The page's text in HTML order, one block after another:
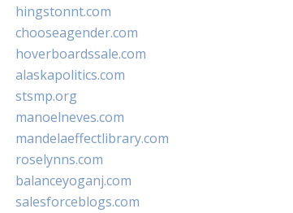
hingstonnt.com
chooseagender.com
hoverboardssale.com
alaskapolitics.com
stsmp.org
manoelneves.com
mandelaeffectlibrary.com
roselynns.com
balanceyoganj.com
salesforceblogs.com